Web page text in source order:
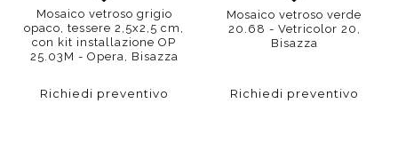
Mosaico vetroso grigio
opaco, tessere 2,5x2,5 cm,
con kit installazione OP
25.03M - Opera, Bisazza
Richiedi preventivo
Mosaico vetroso verde
20.68 - Vetricolor 20,
Bisazza
Richiedi preventivo